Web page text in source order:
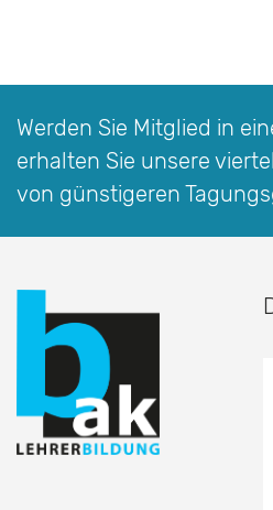
Werden Sie Mitglied in
erhalten Sie unsere
von günstigeren